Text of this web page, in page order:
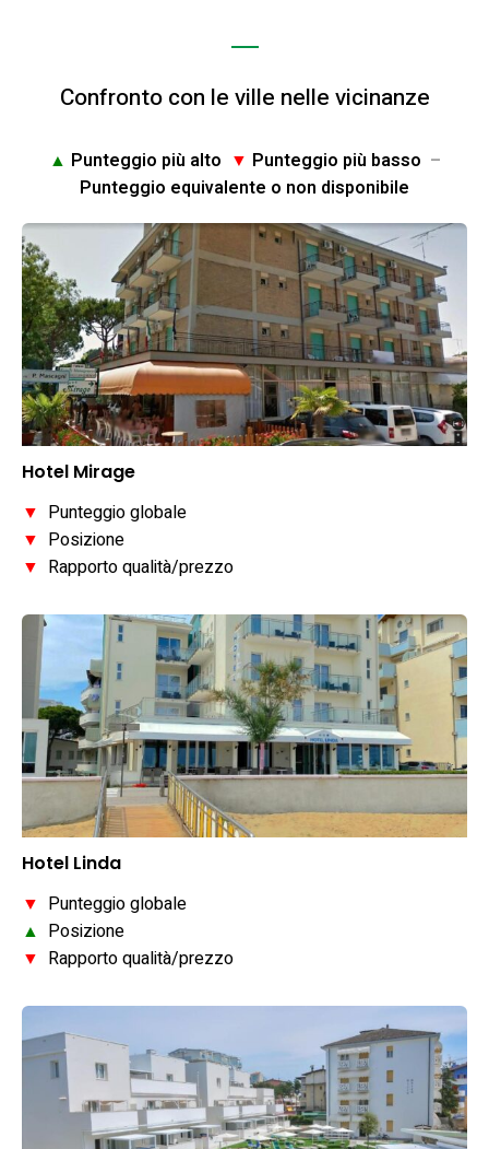
Confronto con le ville nelle vicinanze
▲ Punteggio più alto ▼ Punteggio più basso –
Punteggio equivalente o non disponibile
Hotel Mirage
▼ Punteggio globale
▼ Posizione
▼ Rapporto qualità/prezzo
Hotel Linda
▼ Punteggio globale
▲ Posizione
▼ Rapporto qualità/prezzo